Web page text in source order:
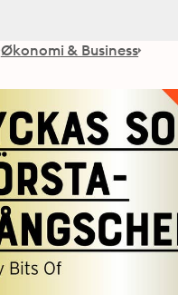
Økonomi & Business